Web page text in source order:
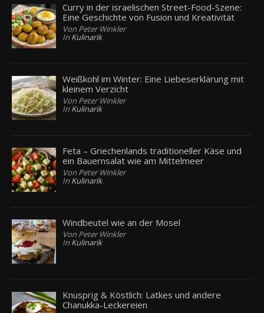
Curry in der israelischen Street-Food-Szene:
Eine Geschichte von Fusion und Kreativität
Von Peter Winkler
In Kulinarik
Weißkohl im Winter: Eine Liebeserklärung mit
kleinem Verzicht
Von Peter Winkler
In Kulinarik
Feta – Griechenlands traditioneller Käse und
ein Bauernsalat wie am Mittelmeer
Von Peter Winkler
In Kulinarik
Windbeutel wie an der Mosel
Von Peter Winkler
In Kulinarik
Knusprig & Köstlich: Latkes und andere
Chanukka-Leckereien